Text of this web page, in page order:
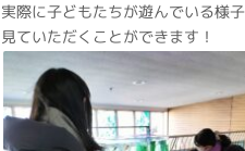
実際に子どもたちが遊んでいる様
見ていただくことができます！